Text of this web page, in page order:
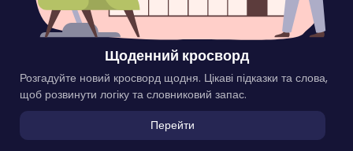
Щоденний кросворд
Розгадуйте новий кросворд щодня. Цікаві підказки та слова,
щоб розвинути логіку та словниковий запас.
Перейти